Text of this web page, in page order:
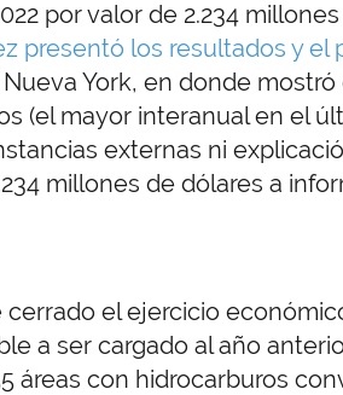
por valor de 2.234
presentó los resultados y el
York, en donde
(el mayor interanual en el
externas ni
millones de dólares a
el ejercicio
a ser cargado al año
áreas con hidrocarburos